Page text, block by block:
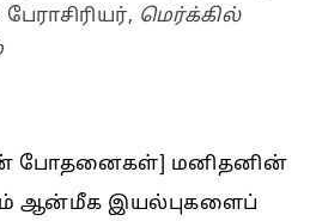
மெர்க்கில்
போதனைகள்] மனிதனின்
ஆன்மீக இயல்புகளைப்